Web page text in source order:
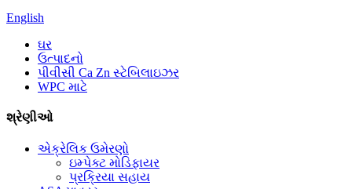
English
ઘર
ઉત્પાદનો
પીવીસી Ca Zn સ્ટેબિલાઇઝર
WPC માટે
શ્રેણીઓ
એક્રેલિક ઉમેરણો
ઇમ્પેક્ટ મોડિફાયર
પ્રક્રિયા સહાય